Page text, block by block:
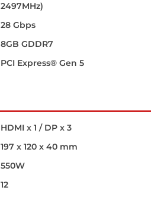
2497MHz)
28 Gbps
8GB GDDR7
PCI Express® Gen 5
HDMI x 1 / DP x 3
197 x 120 x 40 mm
550W
12